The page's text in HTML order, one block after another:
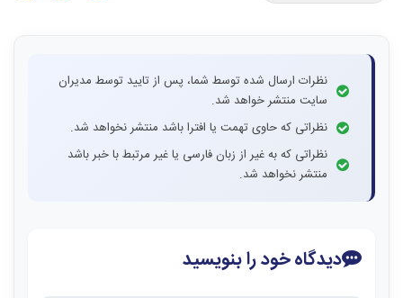
نظرات ارسال شده توسط شما، پس از تایید توسط مدیران
سایت منتشر خواهد شد.
نظراتی که حاوی تهمت یا افترا باشد منتشر نخواهد شد.
نظراتی که به غیر از زبان فارسی یا غیر مرتبط با خبر باشد
منتشر نخواهد شد.
دیدگاه خود را بنویسید